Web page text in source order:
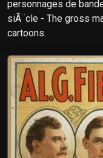
personnages de
siÃ¨cle - The gross
cartoons.